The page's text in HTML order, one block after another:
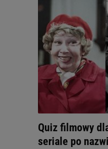
Quiz filmowy
seriale po